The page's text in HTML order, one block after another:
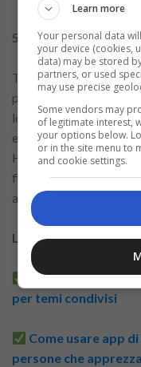
5. Happn
Trova le persone che
perfetta per chi
locali. A differenza di
esclusivamente sui
Happn è il suo
fisicamente incrociato
anche l’app.
Leggi altri articoli
App di
per temi condivisi
Come usare app
persone che
Learn more
Your personal data
your device (cookies,
data) may be stored
partners, or used
may use precise
Some vendors may
of legitimate interest,
your options below.
or in the site menu to
and cookie settings.